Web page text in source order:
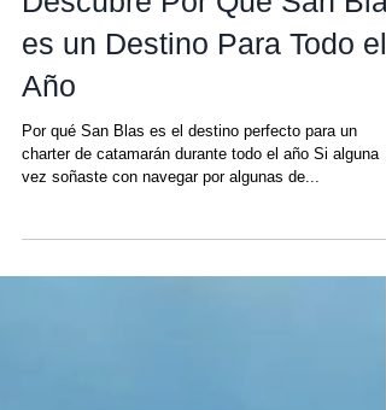
Descubre Por Qué San Blas
es un Destino Para Todo el
Año
Por qué San Blas es el destino perfecto para un